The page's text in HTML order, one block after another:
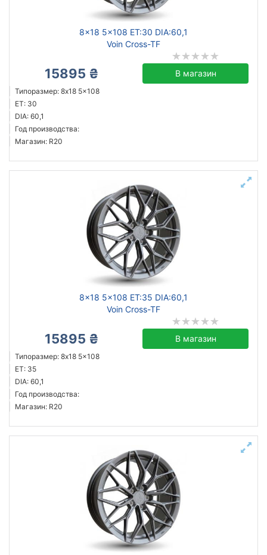
8x18 5x108 ET:30 DIA:60,1
Voin Cross-TF
15895 ₴ В магазин
Типоразмер: 8x18 5x108
ET: 30
DIA: 60,1
Год производства:
Магазин: R20
8x18 5x108 ET:35 DIA:60,1
Voin Cross-TF
15895 ₴ В магазин
Типоразмер: 8x18 5x108
ET: 35
DIA: 60,1
Год производства:
Магазин: R20